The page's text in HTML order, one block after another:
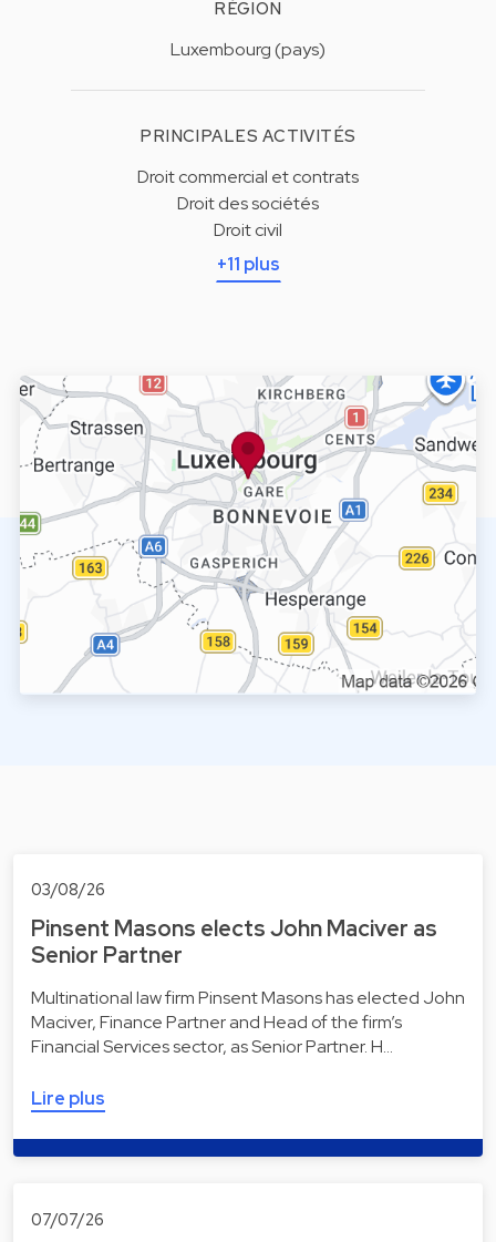
RÉGION
Luxembourg (pays)
PRINCIPALES ACTIVITÉS
Droit commercial et contrats
Droit des sociétés
Droit civil
+11 plus
03/08/26
Pinsent Masons elects John Maciver as
Senior Partner
Multinational law firm Pinsent Masons has elected John
Maciver, Finance Partner and Head of the firm’s
Financial Services sector, as Senior Partner. H…
Lire plus
07/07/26